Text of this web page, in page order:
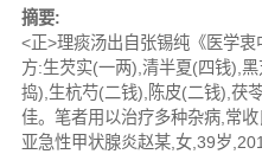
摘要:
<正>理痰汤出自张锡纯《医学
方:生芡实(一两),清半夏(四钱),
捣),生杭芍(二钱),陈皮(二钱),茯
佳。笔者用以治疗多种杂病,常
亚急性甲状腺炎赵某,女,39岁